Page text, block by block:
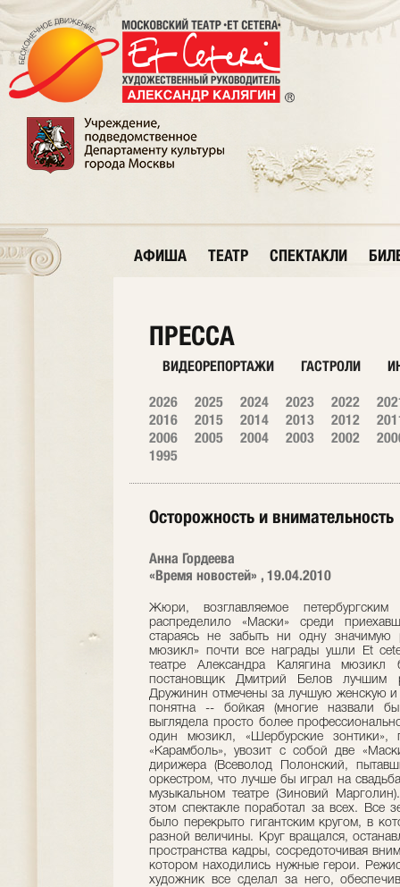
АФИША ТЕАТР СПЕКТАКЛИ
ПРЕССА
ВИДЕОРЕПОРТАЖИ ГАСТРОЛИ
2026 2025 2024 2023 2022
2016
2015 2014 2013 2012
2006
2005 2004 2003 2002
1995
Осторожность и внимательность
Анна Гордеева
«Время новостей» , 19.04.2010
Жюри, возглавляемое
распределило «Маски» среди
стараясь не забыть ни одну значимую
мюзикл» почти все награды ушли Et
театре Александра Калягина
постановщик Дмитрий Белов лучшим
Дружинин отмечены за лучшую женскую и
понятна -- бойкая (многие назвали бы
выглядела просто более
один мюзикл, «Шербурские зонтики»,
«Карамболь», увозит с собой две
дирижера (Всеволод Полонский,
оркестром, что лучше бы играл на
музыкальном театре (Зиновий
этом спектакле поработал за всех. Все
было перекрыто гигантским кругом, в
разной величины. Круг вращался,
пространства кадры, сосредоточивая
котором находились нужные герои.
художник все сделал за него,